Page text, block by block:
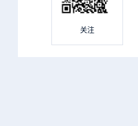
关注